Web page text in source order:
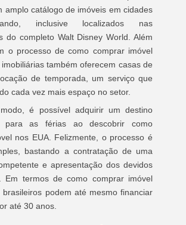
amplo catálogo de imóveis em cidades
inclusive localizados nas
do completo Walt Disney World. Além
o processo de como comprar imóvel
também oferecem casas de
de temporada, um serviço que
cada vez mais espaço no setor.
é possível adquirir um destino
para as férias ao descobrir como
nos EUA. Felizmente, o processo é
bastando a contratação de uma
e apresentação dos devidos
Em termos de como comprar imóvel
brasileiros podem até mesmo financiar
até 30 anos.